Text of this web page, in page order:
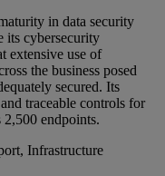
in data security
its cybersecurity
extensive use of
the business posed
secured. Its
traceable controls for
endpoints.
Infrastructure